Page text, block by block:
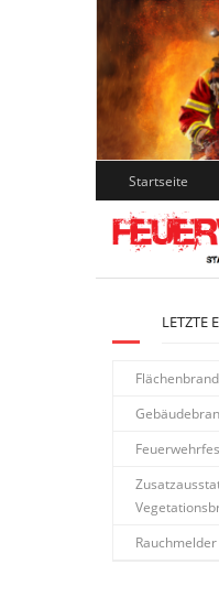
Skip
to
content
Startseite
LETZTE